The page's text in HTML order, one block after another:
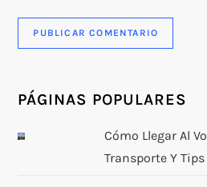
PÁGINAS POPULARES
Cómo Llegar Al
Transporte Y